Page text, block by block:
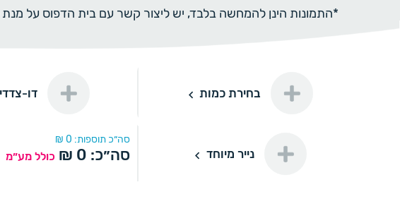
*התמונות הינן להמחשה בלבד, יש ליצור קשר עם בית הדפוס על
100 יחידות
200 יחידות
בחירת כמות דו-צדדי
נייר מיוחד נייר מיוחד
סה״כ תוספות: 0
₪
סה״כ: 0
₪ כולל מע״מ